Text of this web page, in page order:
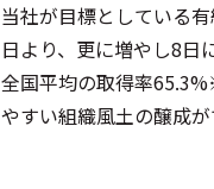
当社が目標としている
日より、更に増やし8日
全国平均の取得率
やすい組織風土の醸成